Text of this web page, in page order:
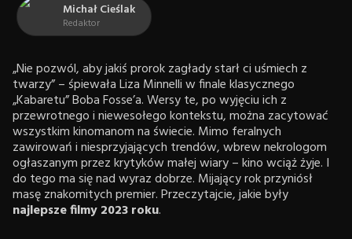
Michał Cieślak
Redaktor
„Nie pozwól, aby jakiś prorok zagłady starł ci uśmiech z
twarzy” – śpiewała Liza Minnelli w finale klasycznego
„Kabaretu” Boba Fosse’a. Wersy te, po wyjęciu ich z
przewrotnego i niewesołego kontekstu, można zacytować
wszystkim kinomanom na świecie. Mimo feralnych
zawirowań i niesprzyjających trendów, wbrew nekrologom
ogłaszanym przez krytyków małej wiary – kino wciąż żyje. I
do tego ma się nad wyraz dobrze. Mijający rok przyniósł
masę znakomitych premier. Przeczytajcie, jakie były
najlepsze filmy 2023 roku.